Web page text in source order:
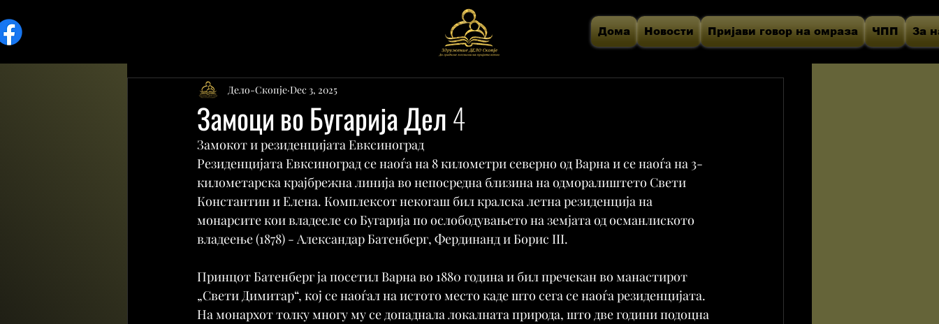
Дома Новости Пријави говор на омраза ЧПП За
Замоци во Бугарија Дел 4
Дело-Скопје Dec 3, 2025
Замокот и резиденцијата Евксиноград
Резиденцијата Евксиноград се наоѓа на 8 километри северно од Варна и се наоѓа на 3-
километарска крајбрежна линија во непосредна близина на одморалиштето Свети
Константин и Елена. Комплексот некогаш бил кралска летна резиденција на
монарсите кои владееле со Бугарија по ослободувањето на земјата од османлиското
владеење (1878) - Александар Батенберг, Фердинанд и Борис III.
Принцот Батенберг ја посетил Варна во 1880 година и бил пречекан во манастирот
„Свети Димитар“, кој се наоѓал на истото место каде што сега се наоѓа резиденцијата.
На монархот толку многу му се допаднала локалната природа, што две години подоцна